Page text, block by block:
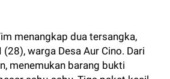
menangkap dua tersangka,
warga Desa Aur Cino. Dari
menemukan barang bukti